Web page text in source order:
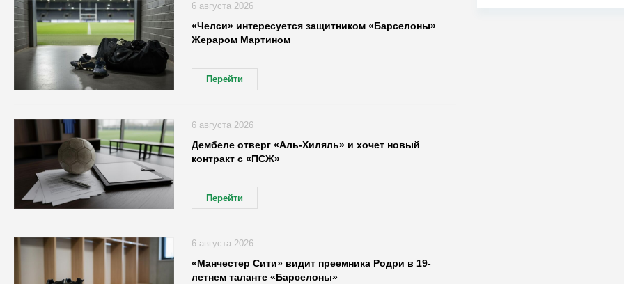
«Челси» интересуется защитником «Барселоны»
Жераром Мартином
Перейти
6 августа 2026
Дембеле отверг «Аль-Хиляль» и хочет новый
контракт с «ПСЖ»
Перейти
6 августа 2026
«Манчестер Сити» видит преемника Родри в 19-
летнем таланте «Барселоны»
6 августа 2026